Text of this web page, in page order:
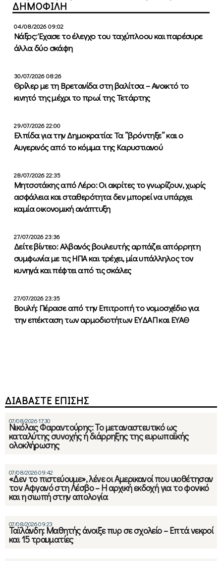
ΔΗΜΟΦΙΛΗ
04/08/2026 09:02
Νάξος: Έχασε το έλεγχο του ταχύπλοου και παρέσυρε
άλλα δύο σκάφη
30/07/2026 08:26
Θρίλερ με τη Βρετανίδα στη βαλίτσα – Ανοικτό το
κινητό της μέχρι το πρωί της Τετάρτης
29/07/2026 22:00
Ελπίδα για την Δημοκρατία: Τα ”βρόντηξε” και ο
Αυγερινός από το κόμμα της Καρυστιανού
28/07/2026 22:35
Μητσοτάκης από Λέρο: Οι ακρίτες το γνωρίζουν, χωρίς
ασφάλεια και σταθερότητα δεν μπορεί να υπάρχει
καμία οικονομική ανάπτυξη
27/07/2026 23:36
Δείτε βίντεο: Αλβανός βουλευτής αρπάζει απόρρητη
συμφωνία με τις ΗΠΑ και τρέχει, μία υπάλληλος τον
κυνηγά και πέφτει από τις σκάλες
27/07/2026 23:35
Βουλή: Πέρασε από την Επιτροπή το νομοσχέδιο για
την επέκταση των αρμοδιοτήτων ΕΥΔΑΠ και ΕΥΑΘ
ΔΙΑΒΑΣΤΕ ΕΠΙΣΗΣ
07/08/2026 17:30
Νικόλας Φαραντούρης: Το μεταναστευτικό ως
καταλύτης συνοχής ή διάρρηξης της ευρωπαϊκής
ολοκλήρωσης
07/08/2026 09:42
«Δεν το πιστεύουμε», λένε οι Αμερικανοί που υιοθέτησαν
τον Αφγανό στη Λέσβο – Η αρχική εκδοχή για το φονικό
και η σιωπή στην απολογία
07/08/2026 09:23
Ταϊλάνδη: Μαθητής άνοιξε πυρ σε σχολείο – Επτά νεκροί
και 15 τραυματίες